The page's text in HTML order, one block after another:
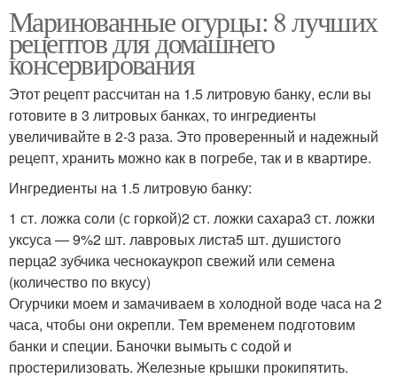
Маринованные огурцы: 8 лучших
рецептов для домашнего
консервирования
Этот рецепт рассчитан на 1.5 литровую банку, если вы
готовите в 3 литровых банках, то ингредиенты
увеличивайте в 2-3 раза. Это проверенный и надежный
рецепт, хранить можно как в погребе, так и в квартире.
Ингредиенты на 1.5 литровую банку:
1 ст. ложка соли (с горкой)2 ст. ложки сахара3 ст. ложки
уксуса — 9%2 шт. лавровых листа5 шт. душистого
перца2 зубчика чеснокаукроп свежий или семена
(количество по вкусу)
Огурчики моем и замачиваем в холодной воде часа на 2
часа, чтобы они окрепли. Тем временем подготовим
банки и специи. Баночки вымыть с содой и
простерилизовать. Железные крышки прокипятить.